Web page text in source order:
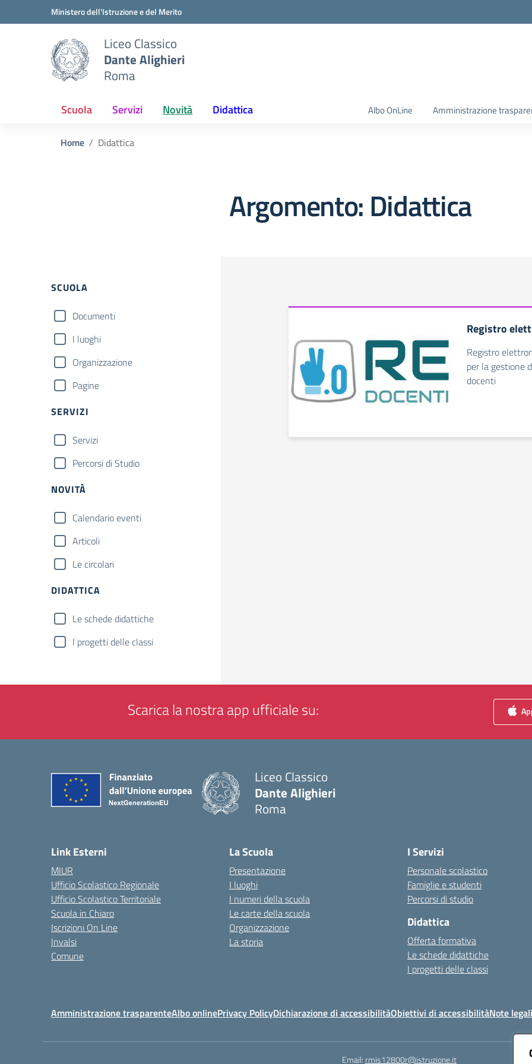
Vai ai contenuti
Vai al menu di navigazioneMinistero dell'Istruzione e del Merito
Liceo Classico
Dante Alighieri
Roma
Scuola Servizi Novità Didattica Albo OnLine Amministrazione
Home Didattica
Argomento: Didattica
Filtri
SCUOLA
Documenti
I luoghi
Organizzazione
Pagine
SERVIZI
Servizi
Percorsi di Studio
NOVITÀ
Calendario eventi
Articoli
Le circolari
DIDATTICA
Le schede didattiche
I progetti delle classi
Registro
Registro
per la gestione
docenti
Scarica la nostra app ufficiale su:
Liceo Classico
Dante Alighieri
Roma
Link Esterni
MIUR
Ufficio Scolastico Regionale
Ufficio Scolastico Territoriale
Scuola in Chiaro
Iscrizioni On Line
Invalsi
Comune
La Scuola
Presentazione
I luoghi
I numeri della scuola
Le carte della scuola
Organizzazione
La storia
I Servizi
Personale scolastico
Famiglie e studenti
Percorsi di studio
Didattica
Offerta formativa
Le schede didattiche
I progetti delle classi
Amministrazione trasparenteAlbo onlinePrivacy PolicyDichiarazione di accessibilitàObiettivi di accessibilitàNote legali
Email: rmis12800r@istruzione.it